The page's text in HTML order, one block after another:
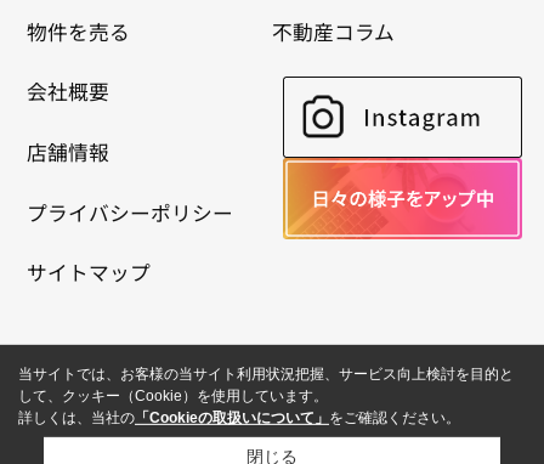
物件を売る
会社概要
店舗情報
プライバシーポリシー
サイトマップ
不動産コラム
当サイトでは、お客様の当サイト利用状況把握、サービス向上検討を目的と
して、クッキー（Cookie）を使用しています。
詳しくは、当社の 「Cookieの取扱いについて」 をご確認ください。
閉じる